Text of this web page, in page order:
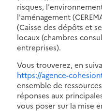
risques,
l'aménagement
(Caisse des dépôts et
locaux (chambres
entreprises).
Vous trouverez, en
https://agence-
ensemble de
réponses aux
vous poser sur la mise